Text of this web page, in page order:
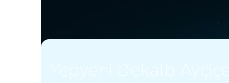
Yepyeni Dekalb